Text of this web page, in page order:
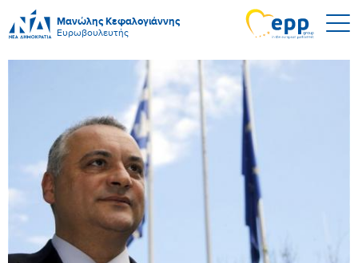
Μανώλης Κεφαλογιάννης
Ευρωβουλευτής